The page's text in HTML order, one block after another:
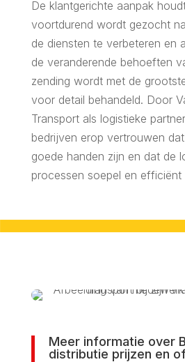
De klantgerichte aanpak
voortdurend wordt gezocht
de diensten te verbeteren en
de veranderende behoeften
zending wordt met de
voor detail behandeld. Door
Transport als logistieke
bedrijven erop vertrouwen
goede handen zijn en dat de
processen soepel en efficiënt
Meer informatie over
distributie prijzen en